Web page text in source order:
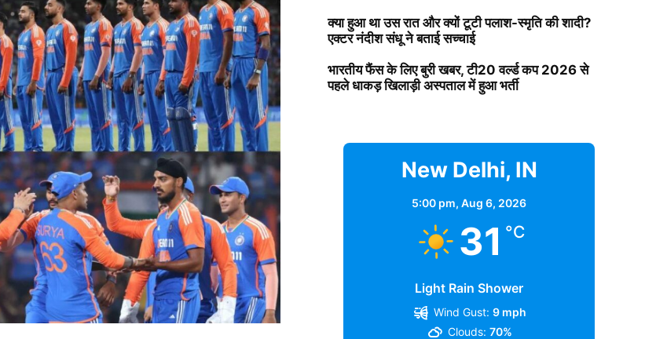
क्या हुआ था उस रात और क्यों टूटी पलाश-स्मृति की शादी?
एक्टर नंदीश संधू ने बताई सच्चाई
भारतीय फैंस के लिए बुरी खबर, टी20 वर्ल्ड कप 2026 से
पहले धाकड़ खिलाड़ी अस्पताल में हुआ भर्ती
New Delhi, IN
5:00 pm, Aug 6, 2026
31 °C
Light Rain Shower
Wind Gust: 9 mph
Clouds: 70%